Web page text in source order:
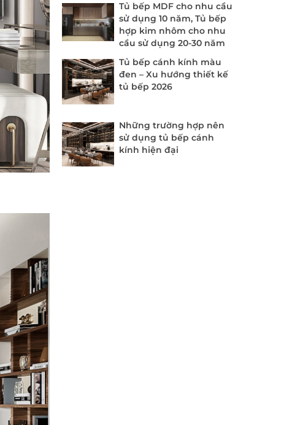
Tủ bếp MDF cho nhu cầu
sử dụng 10 năm, Tủ bếp
hợp kim nhôm cho nhu
cầu sử dụng 20-30 năm
Tủ bếp cánh kính màu
đen – Xu hướng thiết kế
tủ bếp 2026
Những trường hợp nên
sử dụng tủ bếp cánh
kính hiện đại